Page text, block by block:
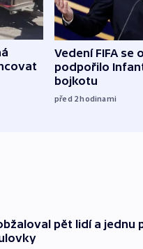
Vedení FIFA se
podpořilo
bojkotu
před 2hodinami
pět lidí a jednu